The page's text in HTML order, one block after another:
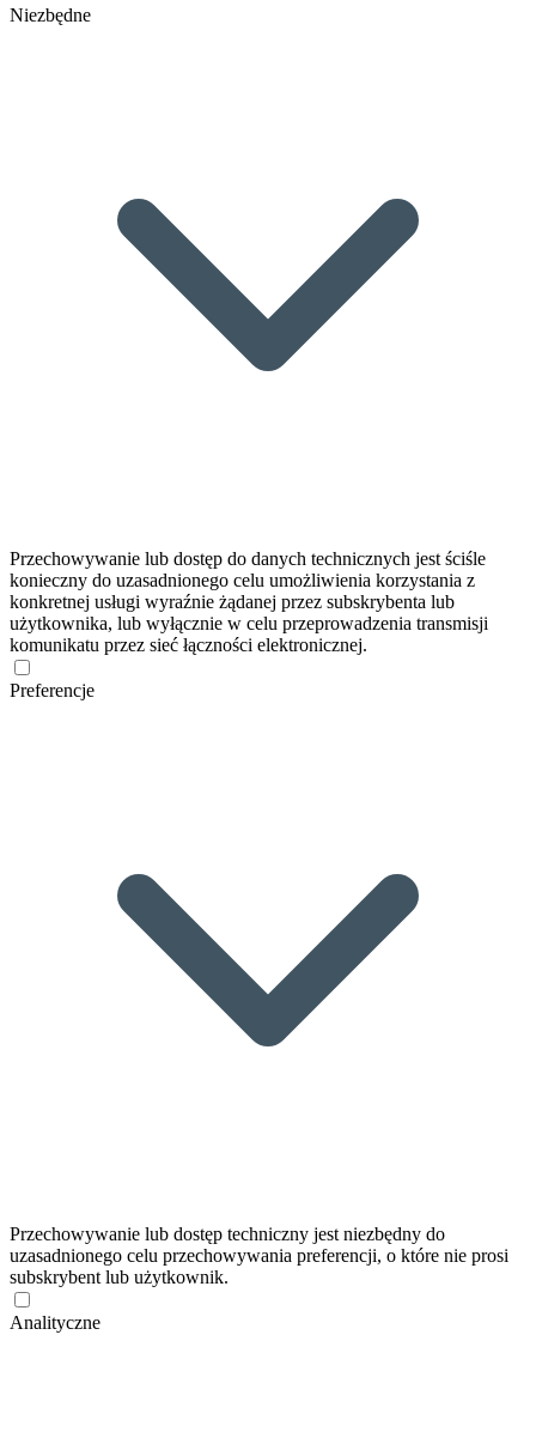
Niezbędne
Przechowywanie lub dostęp do danych technicznych jest ściśle
konieczny do uzasadnionego celu umożliwienia korzystania z
konkretnej usługi wyraźnie żądanej przez subskrybenta lub
użytkownika, lub wyłącznie w celu przeprowadzenia transmisji
komunikatu przez sieć łączności elektronicznej.
Preferencje
Przechowywanie lub dostęp techniczny jest niezbędny do
uzasadnionego celu przechowywania preferencji, o które nie prosi
subskrybent lub użytkownik.
Analityczne